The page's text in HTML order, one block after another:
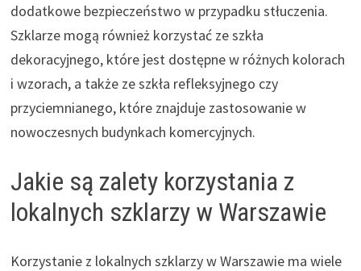
dodatkowe bezpieczeństwo w przypadku stłuczenia.
Szklarze mogą również korzystać ze szkła
dekoracyjnego, które jest dostępne w różnych kolorach
i wzorach, a także ze szkła refleksyjnego czy
przyciemnianego, które znajduje zastosowanie w
nowoczesnych budynkach komercyjnych.
Jakie są zalety korzystania z
lokalnych szklarzy w Warszawie
Korzystanie z lokalnych szklarzy w Warszawie ma wiele